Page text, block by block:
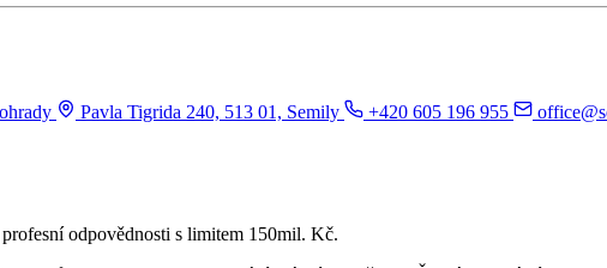
Pavla Tigrida 240, 513 01, Semily +420 605 196 955
odpovědnosti s limitem 150mil. Kč.